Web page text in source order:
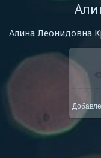
Алина Леонидовна